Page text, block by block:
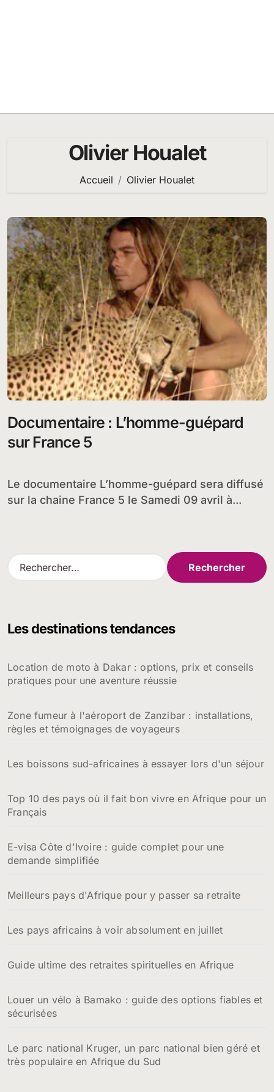
Olivier Houalet
Accueil Olivier Houalet
Documentaire : L’homme-guépard
sur France 5
Le documentaire L’homme-guépard sera diffusé
sur la chaine France 5 le Samedi 09 avril à...
R
e
r
e
r
Les destinations tendances
Location de moto à Dakar : options, prix et conseils
pratiques pour une aventure réussie
Zone fumeur à l'aéroport de Zanzibar : installations,
règles et témoignages de voyageurs
Les boissons sud-africaines à essayer lors d'un séjour
Top 10 des pays où il fait bon vivre en Afrique pour un
Français
E-visa Côte d'Ivoire : guide complet pour une
demande simplifiée
Meilleurs pays d'Afrique pour y passer sa retraite
Les pays africains à voir absolument en juillet
Guide ultime des retraites spirituelles en Afrique
Louer un vélo à Bamako : guide des options fiables et
sécurisées
Le parc national Kruger, un parc national bien géré et
très populaire en Afrique du Sud